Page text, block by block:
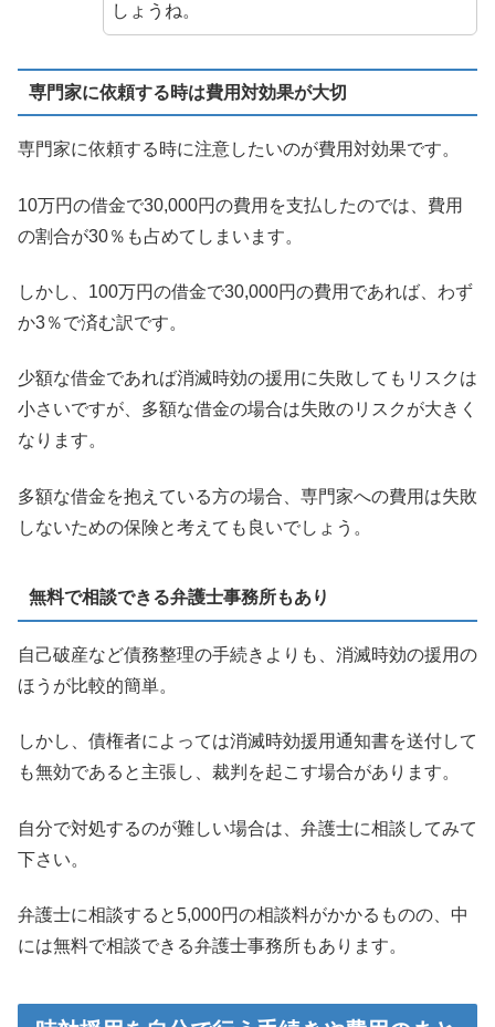
しょうね。
専門家に依頼する時は費用対効果が大切
専門家に依頼する時に注意したいのが費用対効果です。
10万円の借金で30,000円の費用を支払したのでは、費用
の割合が30％も占めてしまいます。
しかし、100万円の借金で30,000円の費用であれば、わず
か3％で済む訳です。
少額な借金であれば消滅時効の援用に失敗してもリスクは
小さいですが、多額な借金の場合は失敗のリスクが大きく
なります。
多額な借金を抱えている方の場合、専門家への費用は失敗
しないための保険と考えても良いでしょう。
無料で相談できる弁護士事務所もあり
自己破産など債務整理の手続きよりも、消滅時効の援用の
ほうが比較的簡単。
しかし、債権者によっては消滅時効援用通知書を送付して
も無効であると主張し、裁判を起こす場合があります。
自分で対処するのが難しい場合は、弁護士に相談してみて
下さい。
弁護士に相談すると5,000円の相談料がかかるものの、中
には無料で相談できる弁護士事務所もあります。